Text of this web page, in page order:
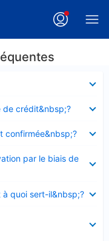
de crédit&nbsp;?
confirmée&nbsp;?
par le biais de
quoi sert-il&nbsp;?